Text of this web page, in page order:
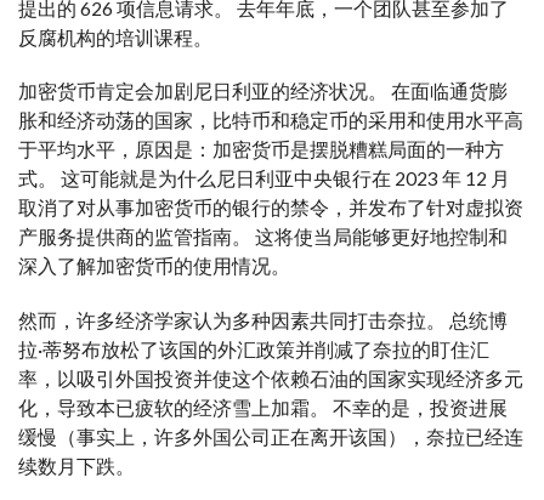
提出的 626 项信息请求。 去年年底，一个团队甚至参加了
反腐机构的培训课程。
加密货币肯定会加剧尼日利亚的经济状况。 在面临通货膨
胀和经济动荡的国家，比特币和稳定币的采用和使用水平高
于平均水平，原因是：加密货币是摆脱糟糕局面的一种方
式。 这可能就是为什么尼日利亚中央银行在 2023 年 12 月
取消了对从事加密货币的银行的禁令，并发布了针对虚拟资
产服务提供商的监管指南。 这将使当局能够更好地控制和
深入了解加密货币的使用情况。
然而，许多经济学家认为多种因素共同打击奈拉。 总统博
拉·蒂努布放松了该国的外汇政策并削减了奈拉的盯住汇
率，以吸引外国投资并使这个依赖石油的国家实现经济多元
化，导致本已疲软的经济雪上加霜。 不幸的是，投资进展
缓慢（事实上，许多外国公司正在离开该国），奈拉已经连
续数月下跌。